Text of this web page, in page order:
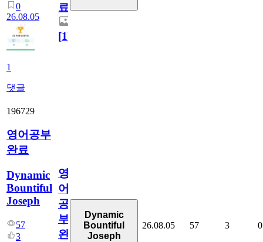
0
26.08.05
1
댓글
료
[1]
196729
영어공부
완료
Dynamic
Bountiful
Joseph
57
3
영
어
공
부
완
Dynamic
Bountiful
Joseph
26.08.05 57 3 0